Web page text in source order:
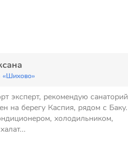
«Шихово»
эксперт, рекомендую санаторий
на берегу Каспия, рядом с Баку.
холодильником,